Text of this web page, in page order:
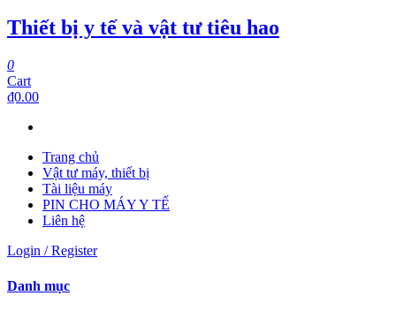
Thiết bị y tế và vật tư tiêu hao
0
Cart
₫0.00
Trang chủ
Vật tư máy, thiết bị
Tài liệu máy
PIN CHO MÁY Y TẾ
Liên hệ
Login / Register
Danh mục